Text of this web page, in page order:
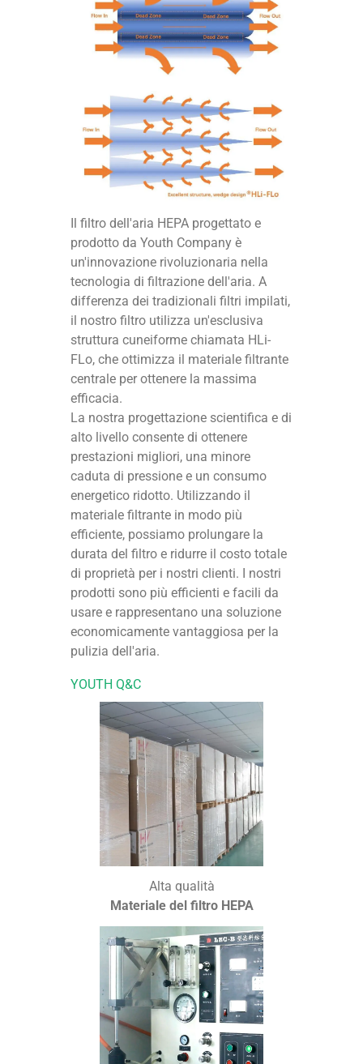
Il filtro dell'aria HEPA progettato e
prodotto da Youth Company è
un'innovazione rivoluzionaria nella
tecnologia di filtrazione dell'aria. A
differenza dei tradizionali filtri impilati,
il nostro filtro utilizza un'esclusiva
struttura cuneiforme chiamata HLi-
FLo, che ottimizza il materiale filtrante
centrale per ottenere la massima
efficacia.
La nostra progettazione scientifica e di
alto livello consente di ottenere
prestazioni migliori, una minore
caduta di pressione e un consumo
energetico ridotto. Utilizzando il
materiale filtrante in modo più
efficiente, possiamo prolungare la
durata del filtro e ridurre il costo totale
di proprietà per i nostri clienti. I nostri
prodotti sono più efficienti e facili da
usare e rappresentano una soluzione
economicamente vantaggiosa per la
pulizia dell'aria.
YOUTH Q&C
Alta qualità
Materiale del filtro HEPA